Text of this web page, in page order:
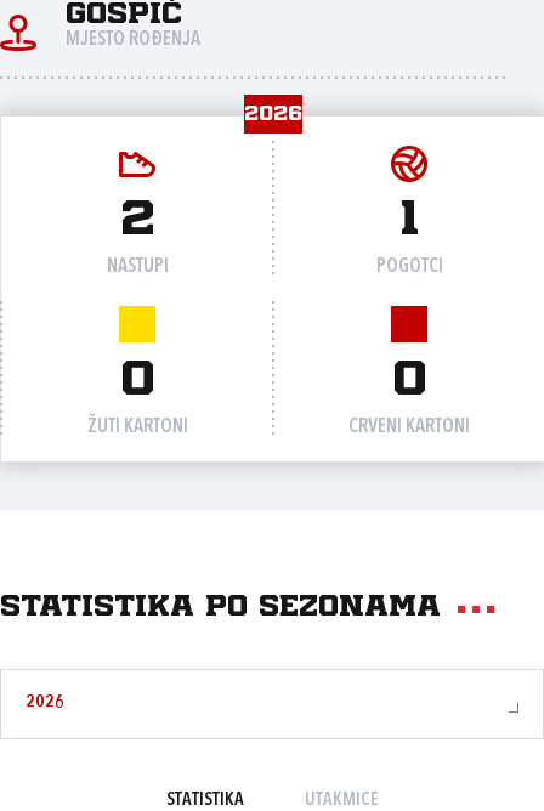
GOSPIĆ
MJESTO ROĐENJA
2026
2
NASTUPI
1
POGOTCI
0
ŽUTI KARTONI
0
CRVENI KARTONI
Statistika po sezonama
2026
STATISTIKA UTAKMICE